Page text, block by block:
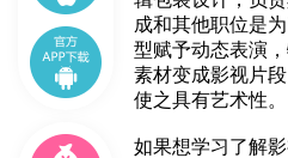
成和其他职位是
型赋予动态表演
素材变成影视片
使之具有艺术性。
如果想学习了解